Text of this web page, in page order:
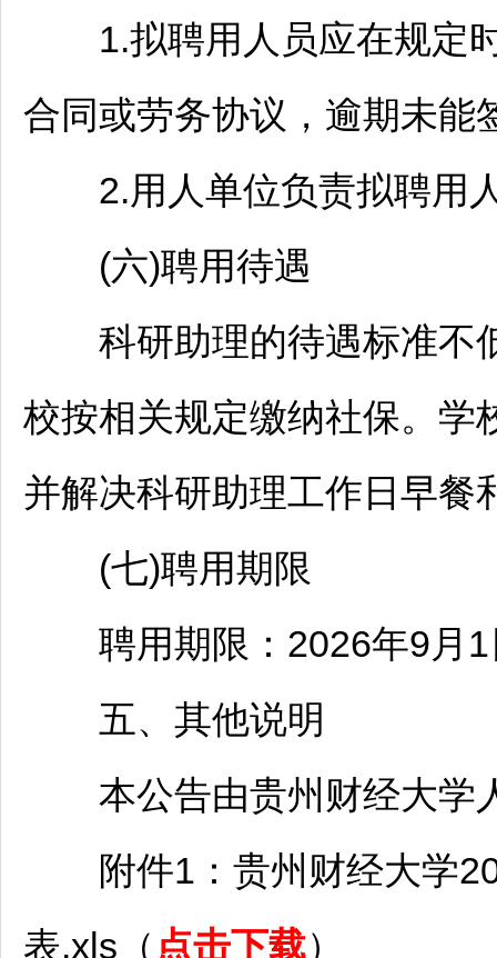
1.拟聘用人员应在规定时
合同或劳务协议，逾期未能
2.用人单位负责拟聘用人
(六)聘用待遇
科研助理的待遇标准不
校按相关规定缴纳社保。学
并解决科研助理工作日早餐
(七)聘用期限
聘用期限：2026年9月1
五、其他说明
本公告由贵州财经大学
附件1：贵州财经大学
表.xls（ 点击下载）